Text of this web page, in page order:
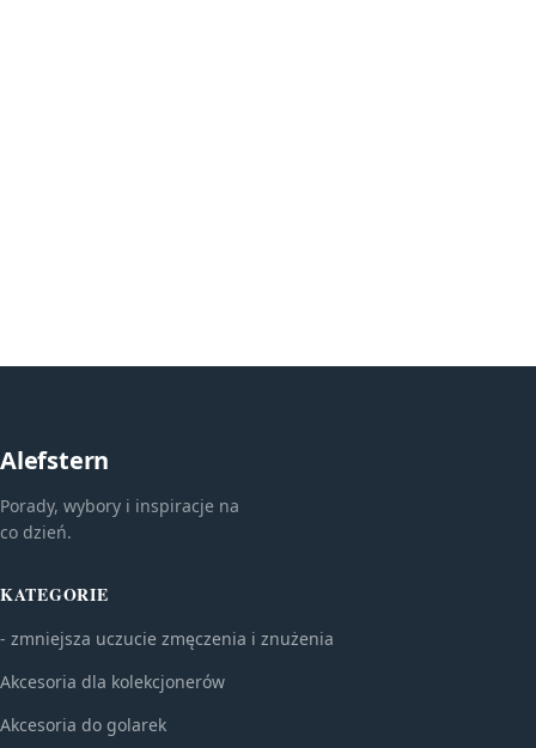
Alefstern
Porady, wybory i inspiracje na
co dzień.
KATEGORIE
- zmniejsza uczucie zmęczenia i znużenia
Akcesoria dla kolekcjonerów
Akcesoria do golarek